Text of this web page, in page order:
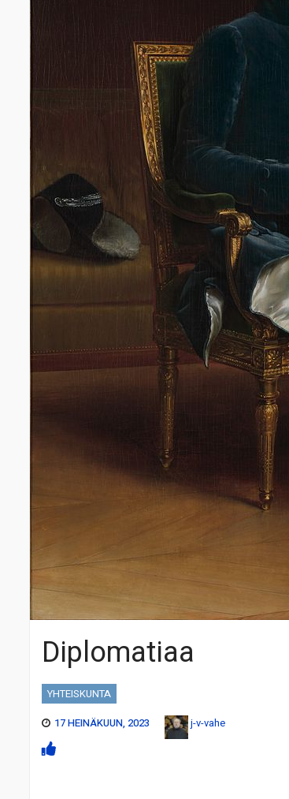
Diplomatiaa
YHTEISKUNTA
17 HEINÄKUUN, 2023
j-v-vahe